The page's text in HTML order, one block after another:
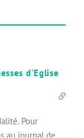
d'Eglise
Pour
au journal de